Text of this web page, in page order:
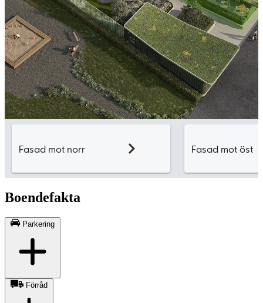
Boendefakta
Parkering
Förråd